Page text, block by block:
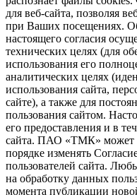
для веб-сайта, позволяя
при Ваших посещениях.
настоящего согласия
технических целях (для
использования его
аналитических целях
использования сайта,
сайте), а также для
пользования сайтом.
его предоставления и в
сайта. ПАО «ТМК» может
порядке изменять
пользователей сайта.
на обработку данных
момента публикации